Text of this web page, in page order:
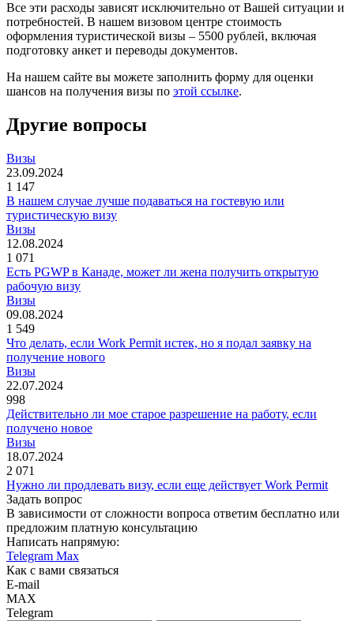
Все эти расходы зависят исключительно от Вашей ситуации и
потребностей. В нашем визовом центре стоимость
оформления туристической визы – 5500 рублей, включая
подготовку анкет и переводы документов.
На нашем сайте вы можете заполнить форму для оценки
шансов на получения визы по этой ссылке.
Другие вопросы
Визы
23.09.2024
1 147
В нашем случае лучше подаваться на гостевую или
туристическую визу
Визы
12.08.2024
1 071
Есть PGWP в Канаде, может ли жена получить открытую
рабочую визу
Визы
09.08.2024
1 549
Что делать, если Work Permit истек, но я подал заявку на
получение нового
Визы
22.07.2024
998
Действительно ли мое старое разрешение на работу, если
получено новое
Визы
18.07.2024
2 071
Нужно ли продлевать визу, если еще действует Work Permit
Задать вопрос
В зависимости от сложности вопроса ответим бесплатно или
предложим платную консультацию
Написать напрямую:
Telegram Max
Как с вами связаться
E-mail
MAX
Telegram